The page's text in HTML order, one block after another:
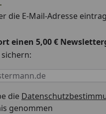
die E-Mail-Adresse
einen 5,00 €
erforderlich
die
genommen